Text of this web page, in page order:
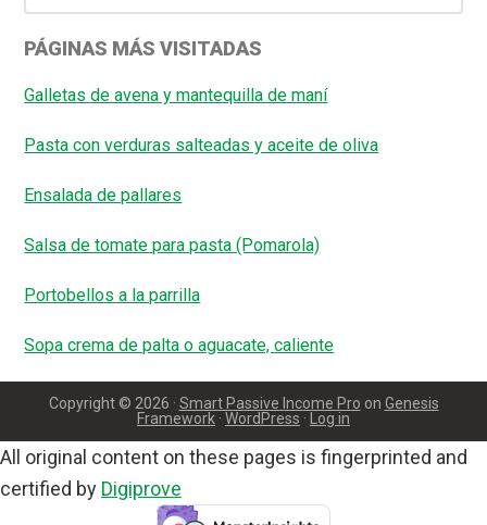
PÁGINAS MÁS VISITADAS
Galletas de avena y mantequilla de maní
Pasta con verduras salteadas y aceite de oliva
Ensalada de pallares
Salsa de tomate para pasta (Pomarola)
Portobellos a la parrilla
Sopa crema de palta o aguacate, caliente
Copyright © 2026 · Smart Passive Income Pro on Genesis
Framework · WordPress · Log in
All original content on these pages is fingerprinted and
certified by Digiprove